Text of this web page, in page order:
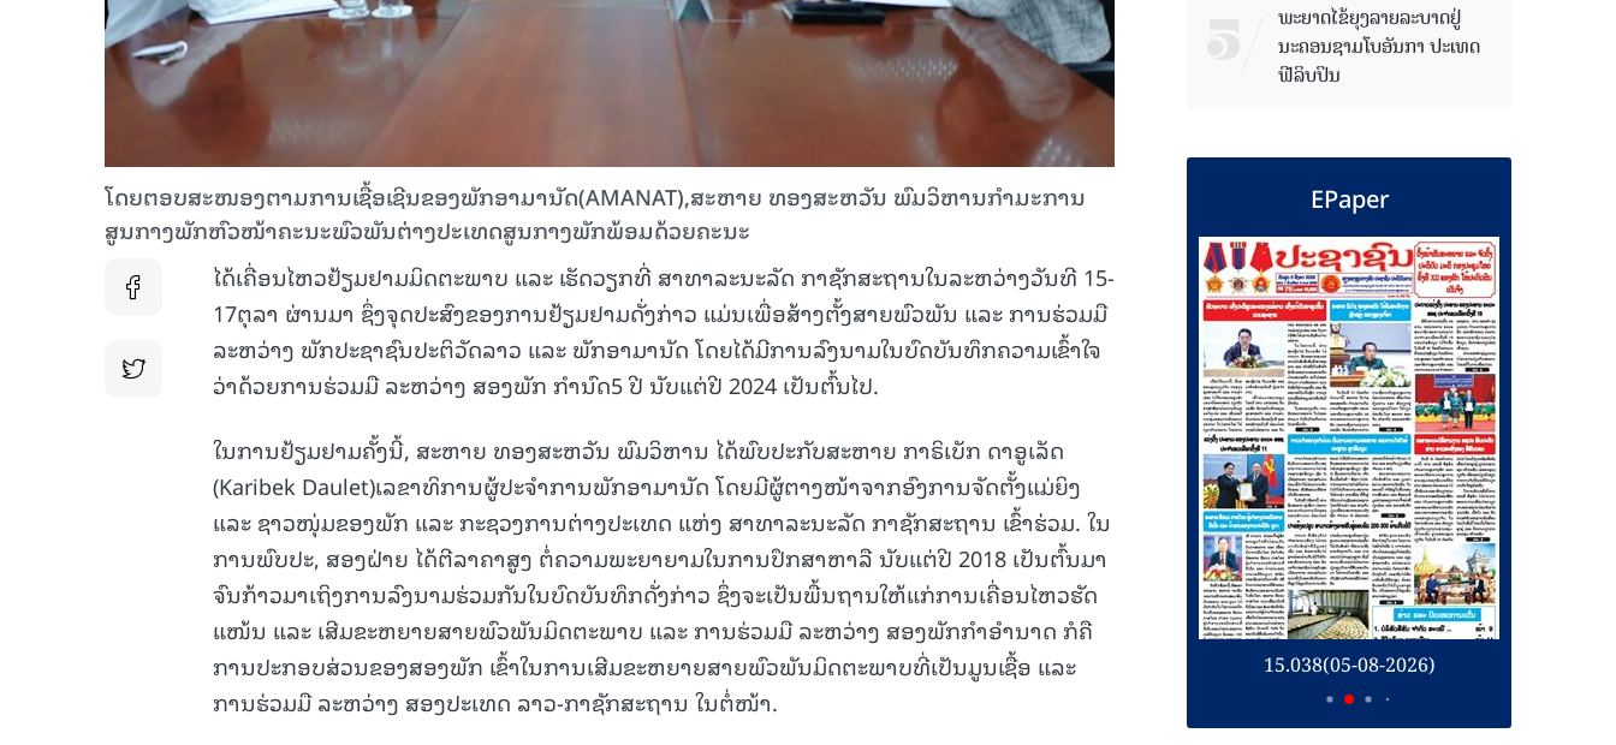
ໂດຍຕອບສະໜອງຕາມການເຊື້ອເຊີນຂອງພັກອາມານັດ(AMANAT),ສະຫາຍ ທອງສະຫວັນ ພົມວິຫານກໍາມະການ
ສູນກາງພັກຫົວໜ້າຄະນະພົວພັນຕ່າງປະເທດສູນກາງພັກພ້ອມດ້ວຍຄະນະ
ໄດ້ເຄື່ອນໄຫວຢ້ຽມຢາມມິດຕະພາບ ແລະ ເຮັດວຽກທີ່ ສາທາລະນະລັດ ກາຊັກສະຖານໃນລະຫວ່າງວັນທີ 15-
17ຕຸລາ ຜ່ານມາ ຊຶ່ງຈຸດປະສົງຂອງການຢ້ຽມຢາມດັ່ງກ່າວ ແມ່ນເພື່ອສ້າງຕັ້ງສາຍພົວພັນ ແລະ ການຮ່ວມມື
ລະຫວ່າງ ພັກປະຊາຊົນປະຕິວັດລາວ ແລະ ພັກອາມານັດ ໂດຍໄດ້ມີການລົງນາມໃນບົດບັນທຶກຄວາມເຂົ້າໃຈ
ວ່າດ້ວຍການຮ່ວມມືລະຫວ່າງ ສອງພັກ ກໍານົດ5 ປີ ນັບແຕ່ປີ 2024 ເປັນຕົ້ນໄປ.
ໃນການຢ້ຽມຢາມຄັ້ງນີ້, ສະຫາຍ ທອງສະຫວັນ ພົມວິຫານ ໄດ້ພົບປະກັບສະຫາຍ ກາຣິເບັກ ດາອູເລັດ
(Karibek Daulet)ເລຂາທິການຜູ້ປະຈໍາການພັກອາມານັດ ໂດຍມີຜູ້ຕາງໜ້າຈາກອົງການຈັດຕັ້ງແມ່ຍິງ
ແລະ ຊາວໜຸ່ມຂອງພັກ ແລະ ກະຊວງການຕ່າງປະເທດ ແຫ່ງ ສາທາລະນະລັດ ກາຊັກສະຖານ ເຂົ້າຮ່ວມ. ໃນ
ການພົບປະ, ສອງຝ່າຍ ໄດ້ຕີລາຄາສູງ ຕໍ່ຄວາມພະຍາຍາມໃນການປຶກສາຫາລື ນັບແຕ່ປີ 2018 ເປັນຕົ້ນມາ
ຈົນກ້າວມາເຖິງການລົງນາມຮ່ວມກັນໃນບົດບັນທຶກດັ່ງກ່າວ ຊຶ່ງຈະເປັນພື້ນຖານໃຫ້ແກ່ການເຄື່ອນໄຫວຮັດ
ແໜ້ນ ແລະ ເສີມຂະຫຍາຍສາຍພົວພັນມິດຕະພາບ ແລະ ການຮ່ວມມື ລະຫວ່າງ ສອງພັກກໍາອໍານາດ ກໍຄື
ການປະກອບສ່ວນຂອງສອງພັກ ເຂົ້າໃນການເສີມຂະຫຍາຍສາຍພົວພັນມິດຕະພາບທີ່ເປັນມູນເຊື້ອ ແລະ
ການຮ່ວມມື ລະຫວ່າງ ສອງປະເທດ ລາວ-ກາຊັກສະຖານ ໃນຕໍ່ໜ້າ.
ພະຍາດໄຂ້ຍຸງລາຍລະບາດຢູ່
ນະຄອນຊາມໂບ​ອັນກາ ປະເທດ
ຟີລິບປິນ
EPaper
15.039(06-08-2026) 15.038(05-08-2026)